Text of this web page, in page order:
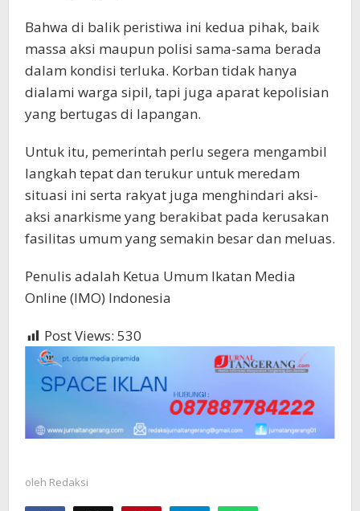
Bahwa di balik peristiwa ini kedua pihak, baik
massa aksi maupun polisi sama-sama berada
dalam kondisi terluka. Korban tidak hanya
dialami warga sipil, tapi juga aparat kepolisian
yang bertugas di lapangan.
Untuk itu, pemerintah perlu segera mengambil
langkah tepat dan terukur untuk meredam
situasi ini serta rakyat juga menghindari aksi-
aksi anarkisme yang berakibat pada kerusakan
fasilitas umum yang semakin besar dan meluas.
Penulis adalah Ketua Umum Ikatan Media
Online (IMO) Indonesia
Post Views: 530
oleh Redaksi